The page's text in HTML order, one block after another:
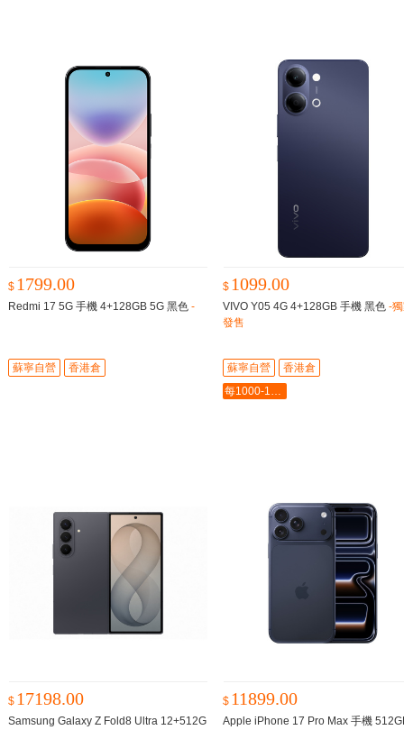
$ 1799.00
Redmi 17 5G 手機 4+128GB 5G 黑色 -
蘇寧自營 香港倉
$ 1099.00
VIVO Y05 4G 4+128GB 手機 黑色 -
發售
蘇寧自營
香港倉
每1000-100最多-5000
$ 17198.00
Samsung Galaxy Z Fold8 Ultra 12+512G
$ 11899.00
Apple iPhone 17 Pro Max 手機